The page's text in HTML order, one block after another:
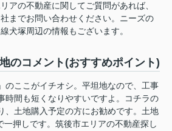
アの不動産に関してご質問があれば、
までお問い合わせください。ニーズの
犬塚周辺の情報もございます。
のコメント(おすすめポイント)
のここがイチオシ。平坦地なので、工事
時間も短くなりやすいですよ。コチラの
、土地購入予定の方にお勧めです。土地
押しです。筑後市エリアの不動産探し